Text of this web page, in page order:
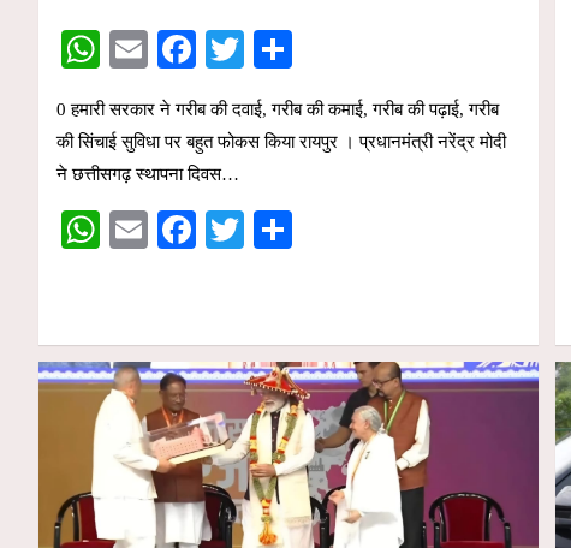
W
h
at
s
A
p
E
m
ail
F
ce
b
o
o
T
wi
tt ar
0 हमारी सरकार ने गरीब की दवाई, गरीब की कमाई, गरीब की पढ़ाई, गरीब
की सिंचाई सुविधा पर बहुत फोकस किया रायपुर । प्रधानमंत्री नरेंद्र मोदी
ने छत्तीसगढ़ स्थापना दिवस…
W
s
A
p
p
E
F
b
o
o
k
T
er e